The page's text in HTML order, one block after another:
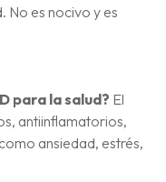
No es nocivo y es
para la salud? El
antiinflamatorios,
ansiedad, estrés,